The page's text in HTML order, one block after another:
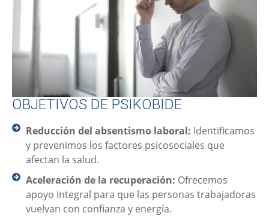
OBJETIVOS DE PSIKOBIDE
Reducción del absentismo laboral: Identificamos
y prevenimos los factores psicosociales que
afectan la salud.
Aceleración de la recuperación: Ofrecemos
apoyo integral para que las personas trabajadoras
vuelvan con confianza y energía.